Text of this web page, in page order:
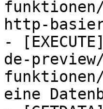
http-
-
de-
eine